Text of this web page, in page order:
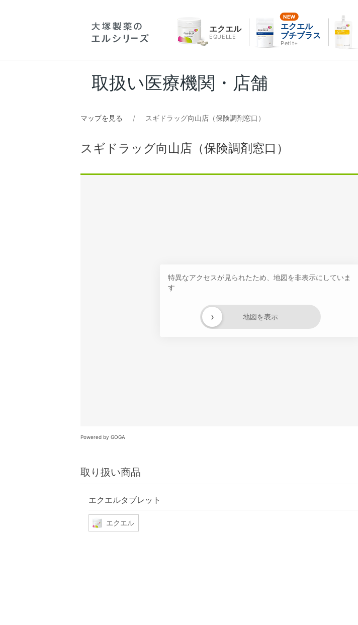
エクエル
EQUELLE
エクエル
プチプラス
Petit+
取扱い医療機関・店舗
マップを見る スギドラッグ向山店（保険調剤窓口）
スギドラッグ向山店（保険調剤窓口）
特異なアクセスが見られたため、地図を非表示にしていま
す
地図を表示
›
Powered by GOGA
取り扱い商品
エクエルタブレット
エクエル